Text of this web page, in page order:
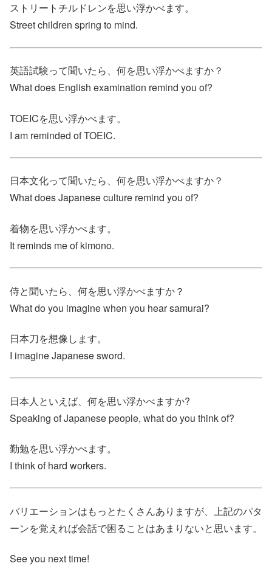
ストリートチルドレンを思い浮かべます。
Street children spring to mind.
英語試験って聞いたら、何を思い浮かべますか？
What does English examination remind you of?
TOEICを思い浮かべます。
I am reminded of TOEIC.
日本文化って聞いたら、何を思い浮かべますか？
What does Japanese culture remind you of?
着物を思い浮かべます。
It reminds me of kimono.
侍と聞いたら、何を思い浮かべますか？
What do you imagine when you hear samurai?
日本刀を想像します。
I imagine Japanese sword.
日本人といえば、何を思い浮かべますか?
Speaking of Japanese people, what do you think of?
勤勉を思い浮かべます。
I think of hard workers.
バリエーションはもっとたくさんありますが、上記のパタ
ーンを覚えれば会話で困ることはあまりないと思います。
See you next time!